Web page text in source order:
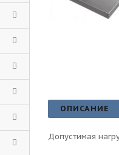
ОПИСАНИЕ
Допустимая